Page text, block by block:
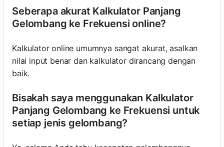
Seberapa akurat Kalkulator Panjang
Gelombang ke Frekuensi online?
Kalkulator online umumnya sangat akurat, asalkan
nilai input benar dan kalkulator dirancang dengan
baik.
Bisakah saya menggunakan Kalkulator
Panjang Gelombang ke Frekuensi untuk
setiap jenis gelombang?